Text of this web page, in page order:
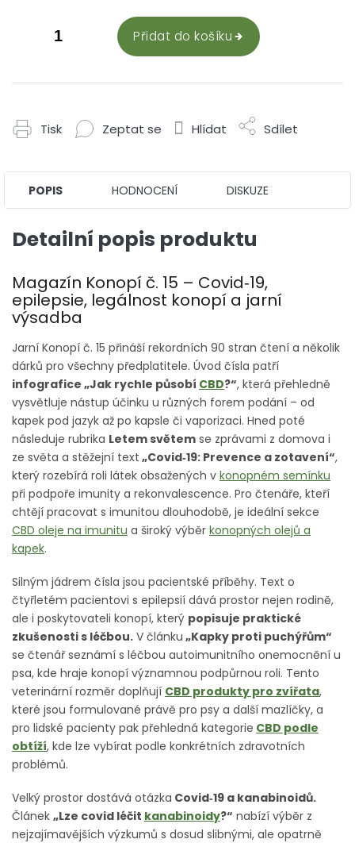
Přidat do košíku
Tisk Zeptat se Hlídat Sdílet
POPIS HODNOCENÍ DISKUZE
Detailní popis produktu
Magazín Konopí č. 15 – Covid‑19,
epilepsie, legálnost konopí a jarní
výsadba
Jarní Konopí č. 15 přináší rekordních 90 stran čtení a několik
dárků pro všechny předplatitele. Úvod čísla patří
infografice „Jak rychle působí CBD?“, která přehledně
vysvětluje nástup účinku u různých forem podání – od
kapek pod jazyk až po kapsle či vaporizaci. Hned poté
následuje rubrika Letem světem se zprávami z domova i
ze světa a stěžejní text „Covid‑19: Prevence a zotavení“,
který rozebírá roli látek obsažených v konopném semínku
při podpoře imunity a rekonvalescence. Pro čtenáře, kteří
chtějí pracovat s imunitou dlouhodobě, je ideální sekce
CBD oleje na imunitu a široký výběr konopných olejů a
kapek.
Silným jádrem čísla jsou pacientské příběhy. Text o
čtyřletém pacientovi s epilepsií dává prostor nejen rodině,
ale i poskytovateli konopí, který popisuje praktické
zkušenosti s léčbou. V článku „Kapky proti puchýřům“
se čtenář seznámí s léčbou autoimunitního onemocnění u
psa, kde hraje konopí významnou podpůrnou roli. Tento
veterinární rozměr doplňují CBD produkty pro zvířata,
které jsou formulované právě pro psy a další mazlíčky, a
pro lidské pacienty pak přehledná kategorie CBD podle
obtíží, kde lze vybírat podle konkrétních zdravotních
problémů.
Velký prostor dostává otázka Covid‑19 a kanabinoidů.
Článek „Lze covid léčit kanabinoidy?“ nabízí výběr z
nejzajímavějších výzkumů s dosud slibnými, ale opatrně